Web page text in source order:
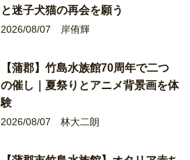
と迷子犬猫の再会を願う
2026/08/07 岸侑輝
【蒲郡】竹島水族館70周年で二つ
の催し｜夏祭りとアニメ背景画を体
験
2026/08/07 林大二朗